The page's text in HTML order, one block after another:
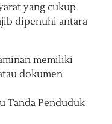
yang cukup
dipenuhi antara
memiliki
dokumen
Tanda Penduduk